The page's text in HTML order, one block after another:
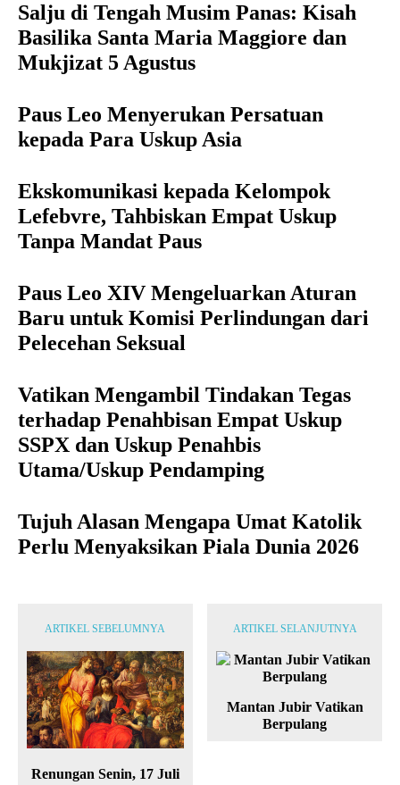
Salju di Tengah Musim Panas: Kisah
Basilika Santa Maria Maggiore dan
Mukjizat 5 Agustus
Paus Leo Menyerukan Persatuan
kepada Para Uskup Asia
Ekskomunikasi kepada Kelompok
Lefebvre, Tahbiskan Empat Uskup
Tanpa Mandat Paus
Paus Leo XIV Mengeluarkan Aturan
Baru untuk Komisi Perlindungan dari
Pelecehan Seksual
Vatikan Mengambil Tindakan Tegas
terhadap Penahbisan Empat Uskup
SSPX dan Uskup Penahbis
Utama/Uskup Pendamping
Tujuh Alasan Mengapa Umat Katolik
Perlu Menyaksikan Piala Dunia 2026
ARTIKEL SEBELUMNYA
Renungan Senin, 17 Juli
ARTIKEL SELANJUTNYA
Mantan Jubir Vatikan
Berpulang